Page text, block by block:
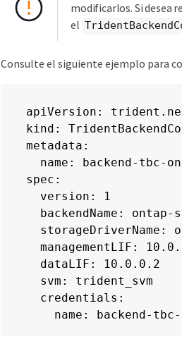
modificarlos. Si desea
el
Consulte el siguiente ejemplo para
apiVersion:
kind:
metadata:
name: backend-tbc-
spec:
  version: 1
backendName: ontap-
storageDriverName:
managementLIF:
  dataLIF: 10.0.0.2
  svm: trident_svm
  credentials:
name: backend-